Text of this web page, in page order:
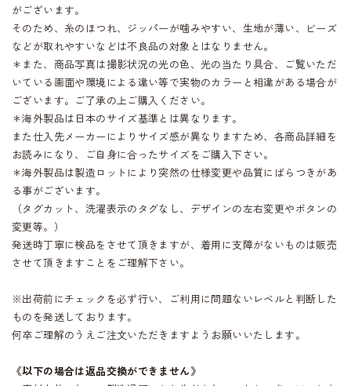
がございます。
そのため、糸のほつれ、ジッパーが噛みやすい、生地が薄い、ビーズ
などが取れやすいなどは不良品の対象とはなりません。
＊また、商品写真は撮影状況の光の色、光の当たり具合、ご覧いただ
いている画面や環境による違い等で実物のカラーと相違がある場合が
ございます。ご了承の上ご購入ください。
＊海外製品は日本のサイズ基準とは異なります。
また仕入先メーカーによりサイズ感が異なりますため、各商品詳細を
お読みになり、ご自身に合ったサイズをご購入下さい。
＊海外製品は製造ロットにより突然の仕様変更や品質にばらつきがあ
る事がございます。
（タグカット、洗濯表示のタグなし、デザインの左右変更やボタンの
変更等。）
発送時丁寧に検品をさせて頂きますが、着用に支障がないものは販売
させて頂きますことをご理解下さい。
※出荷前にチェックを必ず行い、ご利用に問題ないレベルと判断した
ものを発送しております。
何卒ご理解のうえご注文いただきますようお願いいたします。
《以下の場合は返品交換ができません》